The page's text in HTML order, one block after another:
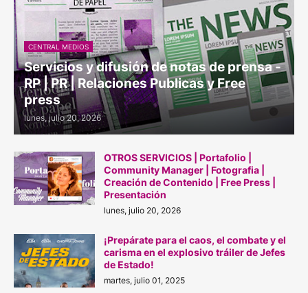
CENTRAL MEDIOS
Servicios y difusión de notas de prensa -
RP | PR | Relaciones Publicas y Free
press
lunes, julio 20, 2026
OTROS SERVICIOS | Portafolio |
Community Manager | Fotografia |
Creación de Contenido | Free Press |
Presentación
lunes, julio 20, 2026
¡Prepárate para el caos, el combate y el
carisma en el explosivo tráiler de Jefes
de Estado!
martes, julio 01, 2025